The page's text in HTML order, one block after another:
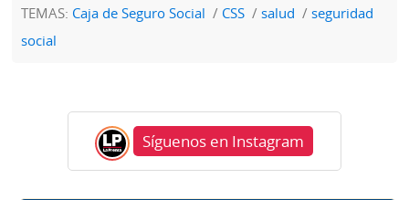
TEMAS: Caja de Seguro Social CSS salud
seguridad
social
Síguenos en Instagram